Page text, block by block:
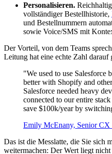
Personalisieren.
vollständiger Bestellhistorie,
und Bestellnummern
sowie Voice/SMS mit
Der Vorteil, von dem Teams
Leitung hat eine echte Zahl darauf
"We used to use Salesforce
better with Shopify and
Salesforce needed heavy
connected to our entire
save $100k/year by
Emily McEnany, Senior CX
Das ist die Messlatte, die Sie sich
weitermachen: Der Wert liegt